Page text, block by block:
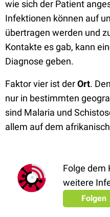
wie sich der Patient
Infektionen können auf
übertragen werden und
Kontakte es gab, kann
Diagnose geben.
Faktor vier ist derOrt.
nur in bestimmten
sind Malaria und
allem auf dem
Folge dem
weitere
Folgen